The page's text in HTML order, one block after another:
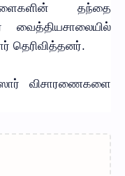
தந்தை
வைத்தியசாலையில்
தெரிவித்தனர்.
விசாரணைகளை